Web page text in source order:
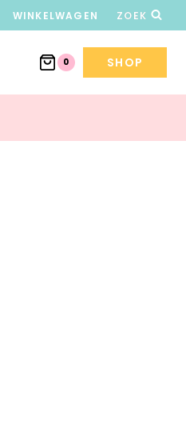
WINKELWAGEN ZOEK
0 SHOP